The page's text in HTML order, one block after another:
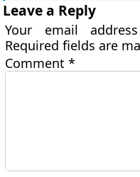
Leave a Reply
Your email
Required fields are
Comment*